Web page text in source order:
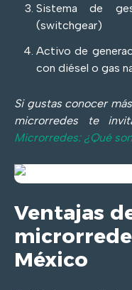
Sistema de
(switchgear)
Activo de
con diésel o gas
Si gustas conocer
microrredes te
Microrredes: ¿Qué
Ventajas
México